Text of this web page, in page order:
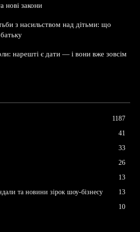
нові закони
з насильством над дітьми: що
нарешті є дати — і вони вже зовсім
1187
41
33
26
13
та новини зірок шоу-бізнесу
13
10